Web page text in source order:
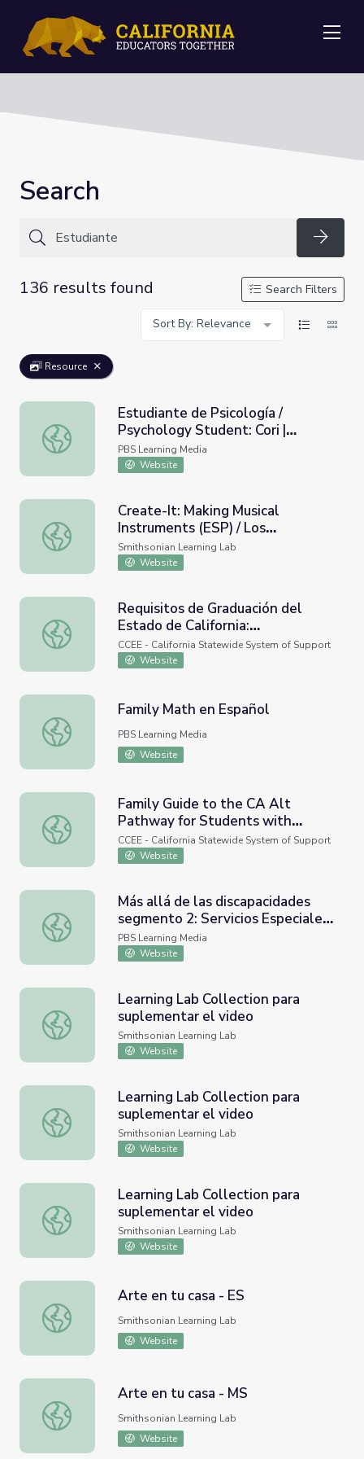
Search
136 results found
Search Filters
Sort By: Relevance
Resource
Estudiante de Psicología / Psychology Student: Cori |
Estudiante de Psicología /
Psychology Student: Cori |
CEREBROedu
PBS Learning Media
Website
Create-It: Making Musical Instruments (ESP) / Los
Create-It: Making Musical
Instruments (ESP) / Los
estudiantes diseñarán y
construirán instrumentos de
Smithsonian Learning Lab
Website
Requisitos de Graduación del Estado de California:
Requisitos de Graduación del
Estado de California:
Consideraciones para Estudiantes
con Discapacidades (Spanish)
CCEE - California Statewide System of Support
Website
Family Math en Español
Family Math en Español
PBS Learning Media
Website
Family Guide to the CA Alt Pathway for Students with
Family Guide to the CA Alt
Pathway for Students with
Extensive Support Needs, Guía
para familias sobre el itinerario
CCEE - California Statewide System of Support
Website
Más allá de las discapacidades segmento 2: Servicios
Más allá de las discapacidades
segmento 2: Servicios Especiales
que se ofrecen a esta población
PBS Learning Media
Website
Learning Lab Collection para suplementar el video
Learning Lab Collection para
suplementar el video
Smithsonian Learning Lab
Website
Learning Lab Collection para suplementar el video
Learning Lab Collection para
suplementar el video
Smithsonian Learning Lab
Website
Learning Lab Collection para suplementar el video
Learning Lab Collection para
suplementar el video
Smithsonian Learning Lab
Website
Arte en tu casa - ES
Arte en tu casa - ES
Smithsonian Learning Lab
Website
Arte en tu casa - MS
Arte en tu casa - MS
Smithsonian Learning Lab
Website